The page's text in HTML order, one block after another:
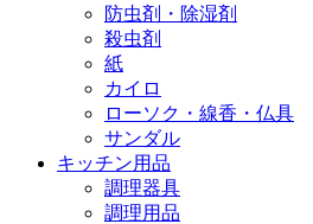
防虫剤・除湿剤
殺虫剤
紙
カイロ
ローソク・線香・仏具
サンダル
キッチン用品
調理器具
調理用品